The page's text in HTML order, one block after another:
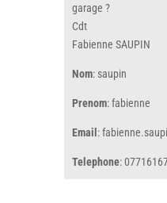
garage ?
Cdt
Fabienne SAUPIN
Nom: saupin
Prenom: fabienne
Email :
Telephone: